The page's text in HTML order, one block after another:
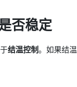
否稳定
结温控制。如果结